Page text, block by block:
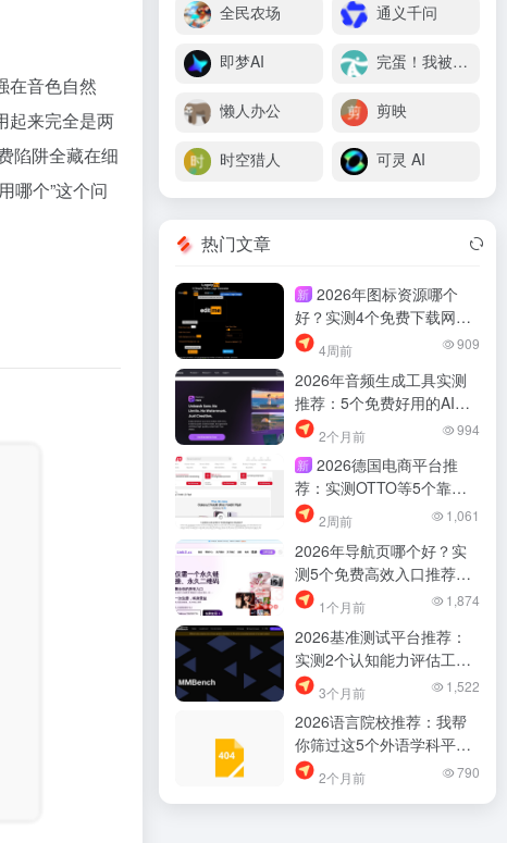
在音色自然
起来完全是两
陷阱全藏在细
哪个”这个问
全民农场 通义千问
即梦AI 完蛋！我被美女包围了
懒人办公 剪映
时空猎人 可灵 AI
热门文章
新 2026年图标资源哪个
好？实测4个免费下载网
站，找素材少踩坑
4周前 909
2026年音频生成工具实测
推荐：5个免费好用的AI音
乐与语音平台，别再乱找了
2个月前 994
新 2026德国电商平台推
荐：实测OTTO等5个靠谱
站点，别再乱找了
2周前 1,061
2026年导航页哪个好？实
测5个免费高效入口推荐，
别再乱找了
1个月前 1,874
2026基准测试平台推荐：
实测2个认知能力评估工
具，别再乱找了
3个月前 1,522
2026语言院校推荐：我帮
你筛过这5个外语学科平
台，实测少踩坑
2个月前 790